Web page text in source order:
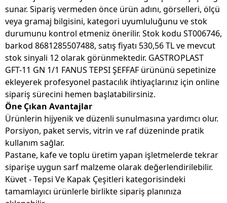
sunar. Sipariş vermeden önce ürün adını, görselleri, ölçü
veya gramaj bilgisini, kategori uyumluluğunu ve stok
durumunu kontrol etmeniz önerilir. Stok kodu ST006746,
barkod 8681285507488, satış fiyatı 530,56 TL ve mevcut
stok sinyali 12 olarak görünmektedir. GASTROPLAST
GFT-11 GN 1/1 FANUS TEPSI ŞEFFAF ürününü sepetinize
ekleyerek profesyonel pastacılık ihtiyaçlarınız için online
sipariş sürecini hemen başlatabilirsiniz.
Öne Çıkan Avantajlar
Ürünlerin hijyenik ve düzenli sunulmasına yardımcı olur.
Porsiyon, paket servis, vitrin ve raf düzeninde pratik
kullanım sağlar.
Pastane, kafe ve toplu üretim yapan işletmelerde tekrar
siparişe uygun sarf malzeme olarak değerlendirilebilir.
Küvet - Tepsi Ve Kapak Çeşitleri kategorisindeki
tamamlayıcı ürünlerle birlikte sipariş planınıza